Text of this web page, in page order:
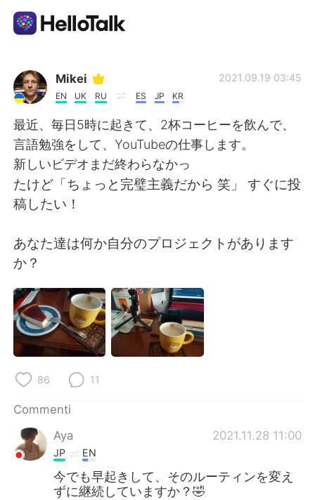
App di scambio linguistico
AI Grammar Checker
Italiano
English
繁體中文 Español
Deutsch 日本語
한국어 Русский
Português
Mikei
EN UK RU ES JP KR
2021.09.19 03:45
最近、毎日5時に起きて、2杯コーヒーを飲んで、
言語勉強をして、YouTubeの仕事します。
新しいビデオまだ終わらなかっ
たけど「ちょっと完璧主義だから 笑」 すぐに投
稿したい！
あなた達は何か自分のプロジェクトがあります
か？
86 11
Commenti
Aya
2021.11.28 11:00
JP EN
今でも早起きして、そのルーティンを変え
ずに継続していますか？🤣